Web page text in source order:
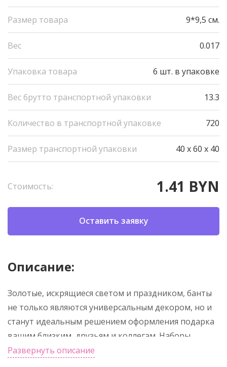
Размер товара 9*9,5 см.
Вес 0.017
Упаковка товара 6 шт. в упаковке
Вес брутто транспортной упаковки 13.3
Количество в транспортной упаковке 720
Размер транспортной упаковки 40 x 60 x 40
Стоимость: 1.41 BYN
Оставить заявку
Описание:
Золотые, искрящиеся светом и праздником, банты
не только являются универсальным декором, но и
станут идеальным решением оформления подарка
вашим близким, друзьям и коллегам. Наборы
рождественских бантов (набор 6 шт) украсят
Развернуть описание